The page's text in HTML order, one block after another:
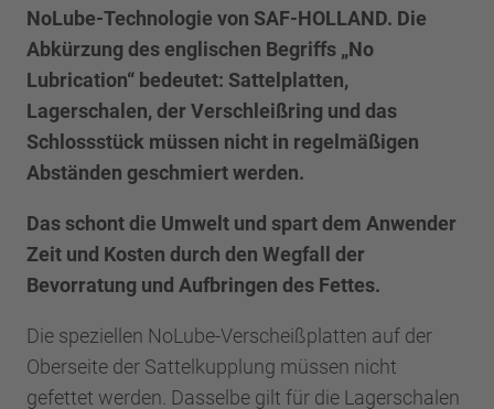
NoLube-Technologie von SAF-HOLLAND. Die
Abkürzung des englischen Begriffs „No
Lubrication“ bedeutet: Sattelplatten,
Lagerschalen, der Verschleißring und das
Schlossstück müssen nicht in regelmäßigen
Abständen geschmiert werden.
Das schont die Umwelt und spart dem Anwender
Zeit und Kosten durch den Wegfall der
Bevorratung und Aufbringen des Fettes.
Die speziellen NoLube-Verscheißplatten auf der
Oberseite der Sattelkupplung müssen nicht
gefettet werden. Dasselbe gilt für die Lagerschalen